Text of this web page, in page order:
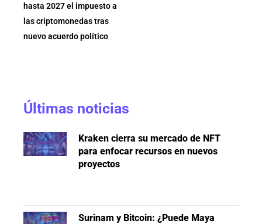
hasta 2027 el impuesto a
las criptomonedas tras
nuevo acuerdo político
Últimas noticias
Kraken cierra su mercado de NFT
para enfocar recursos en nuevos
proyectos
Surinam y Bitcoin: ¿Puede Maya